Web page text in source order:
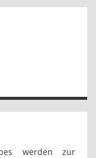
werden zur